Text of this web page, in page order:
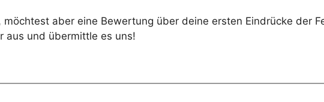
aber eine Bewertung über deine ersten Eindrücke der
aus und übermittle es uns!